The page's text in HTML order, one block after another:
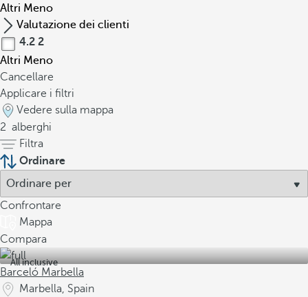
Altri Meno
Valutazione dei clienti
4.2 2
Altri Meno
Cancellare
Applicare i filtri
Vedere sulla mappa
2 alberghi
Filtra
Ordinare
Confrontare
Mappa
Compara
All inclusive
Barceló Marbella
Marbella, Spain